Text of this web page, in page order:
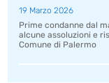
19 Marzo 2026
Prime condanne dal
alcune assoluzioni e
Comune di Palermo